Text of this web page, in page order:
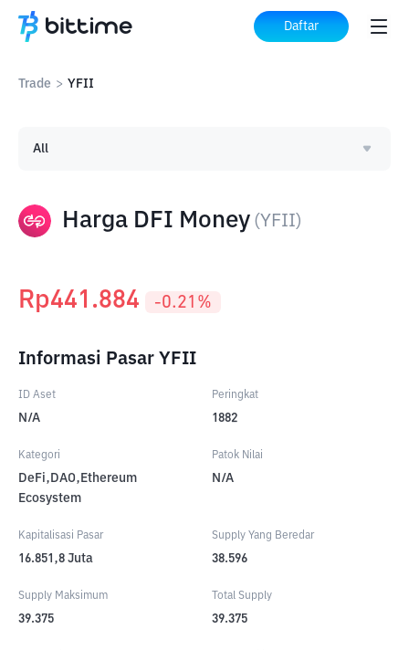
Daftar
Trade > YFII
Harga DFI Money (YFII)
All
Rp441.884 -0.21 %
Informasi Pasar YFII
ID Aset
N/A
Peringkat
1882
Kategori
DeFi,DAO,Ethereum
Ecosystem
Patok Nilai
N/A
Kapitalisasi Pasar
16.851,8 Juta
Supply Yang Beredar
38.596
Supply Maksimum
39.375
Total Supply
39.375